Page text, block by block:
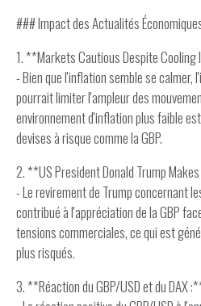
### Impact des Actualités
1. **Markets Cautious Despite
- Bien que l'inflation semble se calmer,
pourrait limiter l'ampleur des
environnement d'inflation plus faible
devises à risque comme la GBP.
2. **US President Donald Trump
- Le revirement de Trump concernant
contribué à l'appréciation de la GBP
tensions commerciales, ce qui est
plus risqués.
3. **Réaction du GBP/USD et du DAX